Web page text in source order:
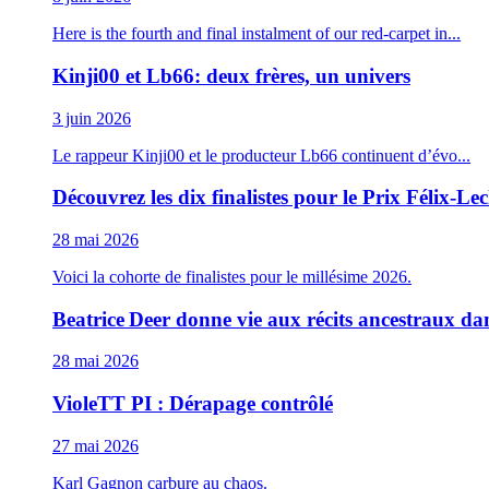
Here is the fourth and final instalment of our red-carpet in...
Kinji00 et Lb66: deux frères, un univers
3 juin 2026
Le rappeur Kinji00 et le producteur Lb66 continuent d’évo...
Découvrez les dix finalistes pour le Prix Félix-
28 mai 2026
Voici la cohorte de finalistes pour le millésime 2026.
Beatrice Deer donne vie aux récits ancestraux
28 mai 2026
VioleTT PI : Dérapage contrôlé
27 mai 2026
Karl Gagnon carbure au chaos.